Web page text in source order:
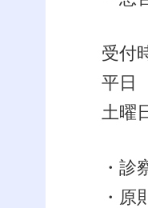
受付
平日
土曜
・
・